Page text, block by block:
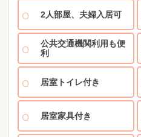
2人部屋、夫婦入居可
公共交通機関利用も便
利
居室トイレ付き
居室家具付き